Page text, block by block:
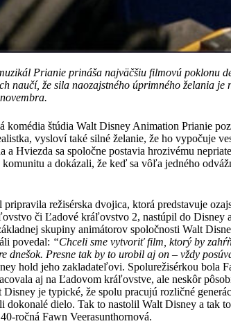
Prianie prináša najväčšiu filmovú poklonu
naučí, že sila naozajstného úprimného želania
komédia štúdia Walt Disney Animation Prianie
vysloví také silné želanie, že ho vypočuje
a Hviezda sa spoločne postavia hrozivému
a dokázali, že keď sa vôľa jedného
režisérska dvojica, ktorá predstavuje
či Ľadové kráľovstvo 2, nastúpil do Disney
skupiny animátorov spoločnosti Walt
povedal: “Chceli sme vytvoriť film, ktorý by
dnešok. Presne tak by to urobil aj on – vždy
hold jeho zakladateľovi. Spolurežisérkou bola
aj na Ľadovom kráľovstve, ale neskôr
je typické, že spolu pracujú rozličné
dokonalé dielo. Tak to nastolil Walt Disney a tak
ročná Fawn Veerasunthornová.